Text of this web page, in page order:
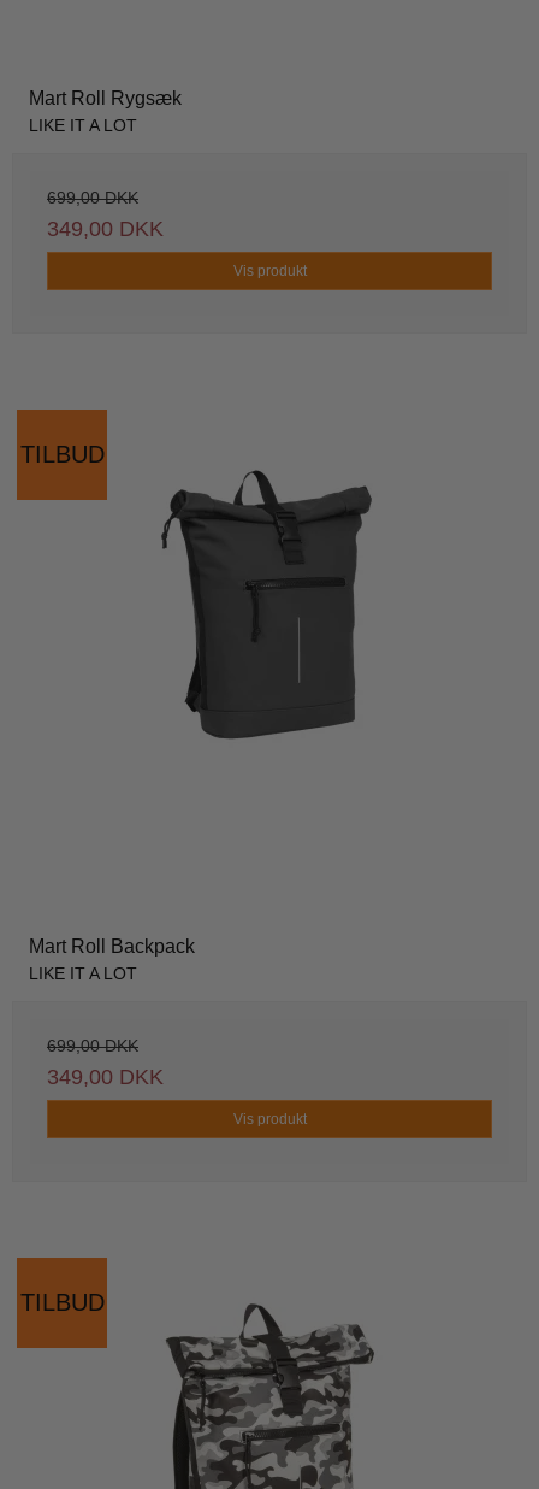
Mart Roll Rygsæk
LIKE IT A LOT
699,00 DKK
349,00 DKK
Vis produkt
TILBUD
Mart Roll Backpack
LIKE IT A LOT
699,00 DKK
349,00 DKK
Vis produkt
TILBUD